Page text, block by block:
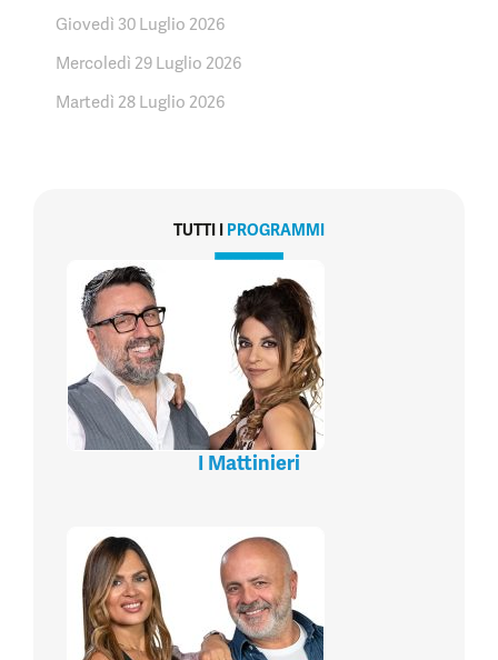
Giovedì 30 Luglio 2026
Mercoledì 29 Luglio 2026
Martedì 28 Luglio 2026
TUTTI I PROGRAMMI
I Mattinieri